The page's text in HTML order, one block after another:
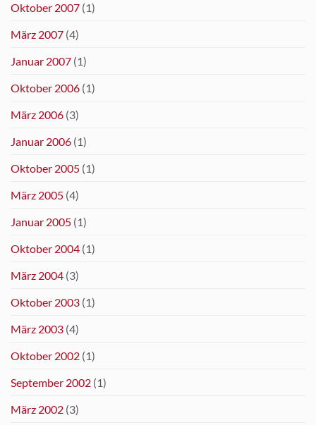
Oktober 2007 (1)
März 2007 (4)
Januar 2007 (1)
Oktober 2006 (1)
März 2006 (3)
Januar 2006 (1)
Oktober 2005 (1)
März 2005 (4)
Januar 2005 (1)
Oktober 2004 (1)
März 2004 (3)
Oktober 2003 (1)
März 2003 (4)
Oktober 2002 (1)
September 2002 (1)
März 2002 (3)